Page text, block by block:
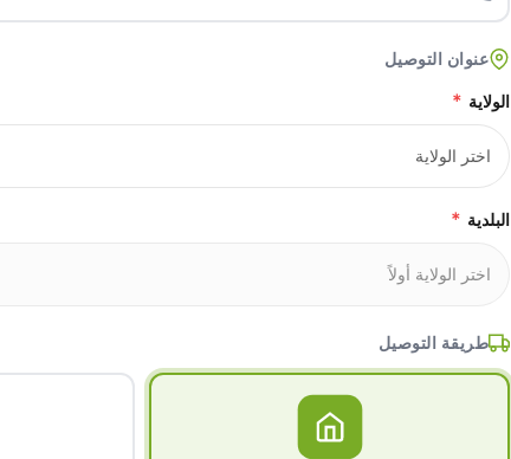
عنوان التوصيل
الولاية *
البلدية *
طريقة التوصيل